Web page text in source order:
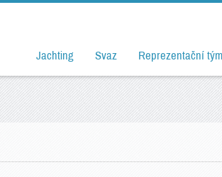
Jachting Svaz Reprezentační tým